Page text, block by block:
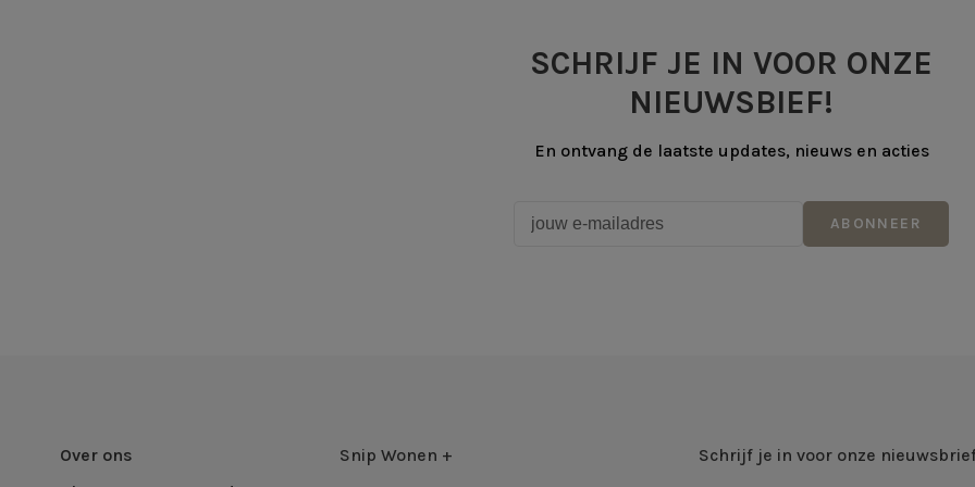
SCHRIJF JE IN VOOR ONZE
NIEUWSBIEF!
En ontvang de laatste updates, nieuws en acties
ABONNEER
Over ons
Snip Wonen + Schrijf je in voor onze